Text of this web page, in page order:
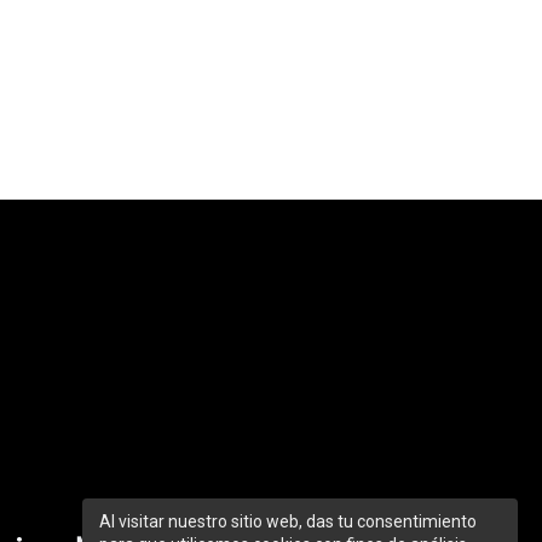
Al visitar nuestro sitio web, das tu consentimiento